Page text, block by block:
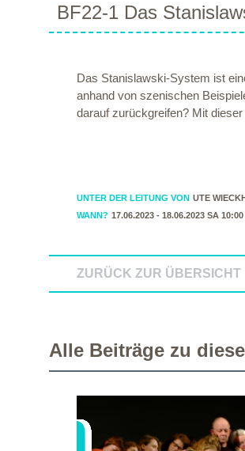
BF22-1 Das
Das Stanislawski-System ist
anhand von szenischen
darauf zurückgreifen? Mit
UNTER DER LEITUNG VON UTE
WANN? 17.06.2023 - 18.06.2023 SA
ZURÜCK ZUR ÜBERSICHT
Alle Beiträge zu